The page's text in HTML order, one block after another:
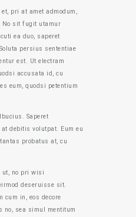
pri at amet admodum,
No sit fugit utamur
ea duo, saperet
persius sententiae
est. Ut electram
accusata id, cu
eum, quodsi petentium
Saperet
debitis volutpat. Eum eu
probatus at, cu
ut, no pri wisi
deseruisse sit.
cum in, eos decore
sea simul mentitum